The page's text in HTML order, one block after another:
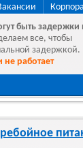
быть задержки
все, чтобы
задержкой.
работает